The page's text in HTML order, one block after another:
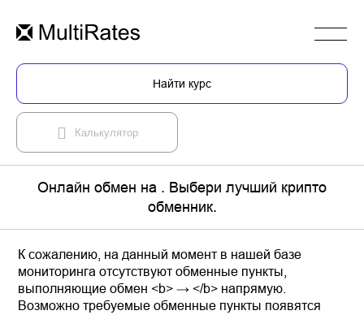
Найти курс
Калькулятор
Онлайн обмен на . Выбери лучший крипто
обменник.
К сожалению, на данный момент в нашей базе
мониторинга отсутствуют обменные пункты,
выполняющие обмен <b> → </b> напрямую.
Возможно требуемые обменные пункты появятся